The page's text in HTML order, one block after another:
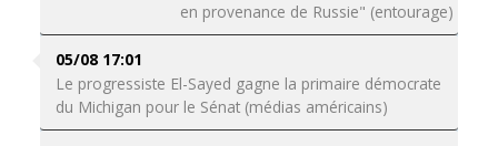
en provenance de Russie" (entourage)
05/08 17:01
Le progressiste El-Sayed gagne la primaire démocrate
du Michigan pour le Sénat (médias américains)